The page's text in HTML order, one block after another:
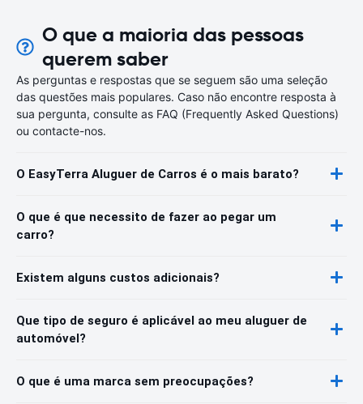
O que a maioria das pessoas
querem saber
As perguntas e respostas que se seguem são uma seleção
das questões mais populares. Caso não encontre resposta à
sua pergunta, consulte as FAQ (Frequently Asked Questions)
ou contacte-nos.
O EasyTerra Aluguer de Carros é o mais barato?
O que é que necessito de fazer ao pegar um
carro?
Existem alguns custos adicionais?
Que tipo de seguro é aplicável ao meu aluguer de
automóvel?
O que é uma marca sem preocupações?